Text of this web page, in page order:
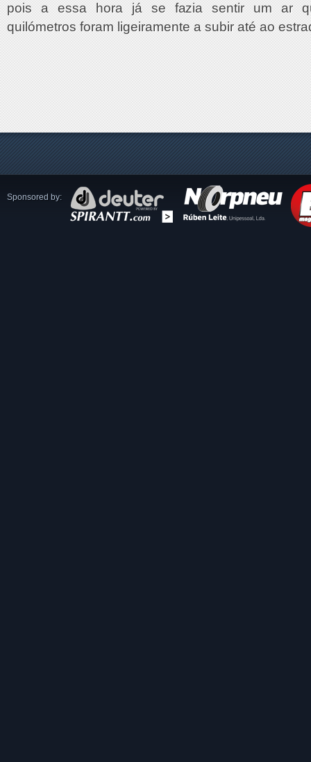
pois a essa hora já se fazia sentir um ar
quilómetros foram ligeiramente a subir até ao
Sponsored by: